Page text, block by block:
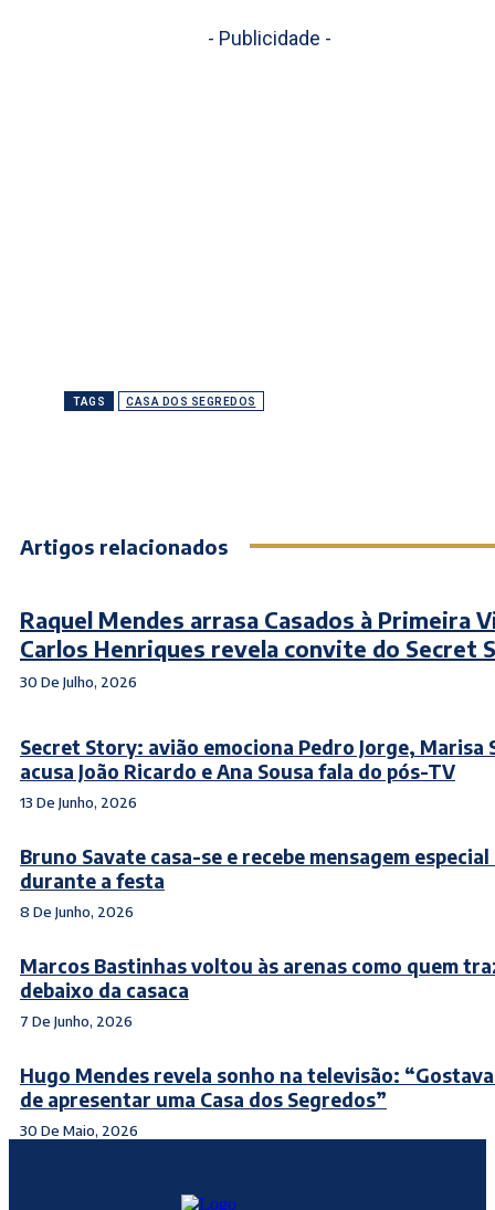
- Publicidade -
TAGS CASA DOS SEGREDOS
Artigos relacionados
Raquel Mendes arrasa Casados à Primeira
Carlos Henriques revela convite do Secret
30 De Julho, 2026
Secret Story: avião emociona Pedro Jorge, Marisa
acusa João Ricardo e Ana Sousa fala do pós-TV
13 De Junho, 2026
Bruno Savate casa-se e recebe mensagem especial
durante a festa
8 De Junho, 2026
Marcos Bastinhas voltou às arenas como quem
debaixo da casaca
7 De Junho, 2026
Hugo Mendes revela sonho na televisão:
de apresentar uma Casa dos Segredos”
30 De Maio, 2026